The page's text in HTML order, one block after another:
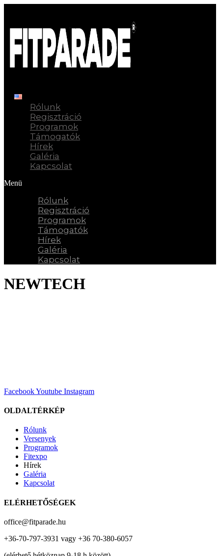
Rólunk
Regisztráció
Programok
Támogatók
Hírek
Galéria
Kapcsolat
Menü
Rólunk
Regisztráció
Programok
Támogatók
Hírek
Galéria
Kapcsolat
NEWTECH
FacebookYoutube Instagram
OLDALTÉRKÉP
Rólunk
Versenyek
Programok
Fitexpo
Hírek
Galéria
Kapcsolat
ELÉRHETŐSÉGEK
office@fitparade.hu
+36-70-797-3931 vagy +36 70-380-6057